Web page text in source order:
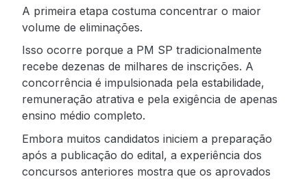
A primeira etapa costuma concentrar o maior
volume de eliminações.
Isso ocorre porque a PM SP tradicionalmente
recebe dezenas de milhares de inscrições. A
concorrência é impulsionada pela estabilidade,
remuneração atrativa e pela exigência de apenas
ensino médio completo.
Embora muitos candidatos iniciem a preparação
após a publicação do edital, a experiência dos
concursos anteriores mostra que os aprovados